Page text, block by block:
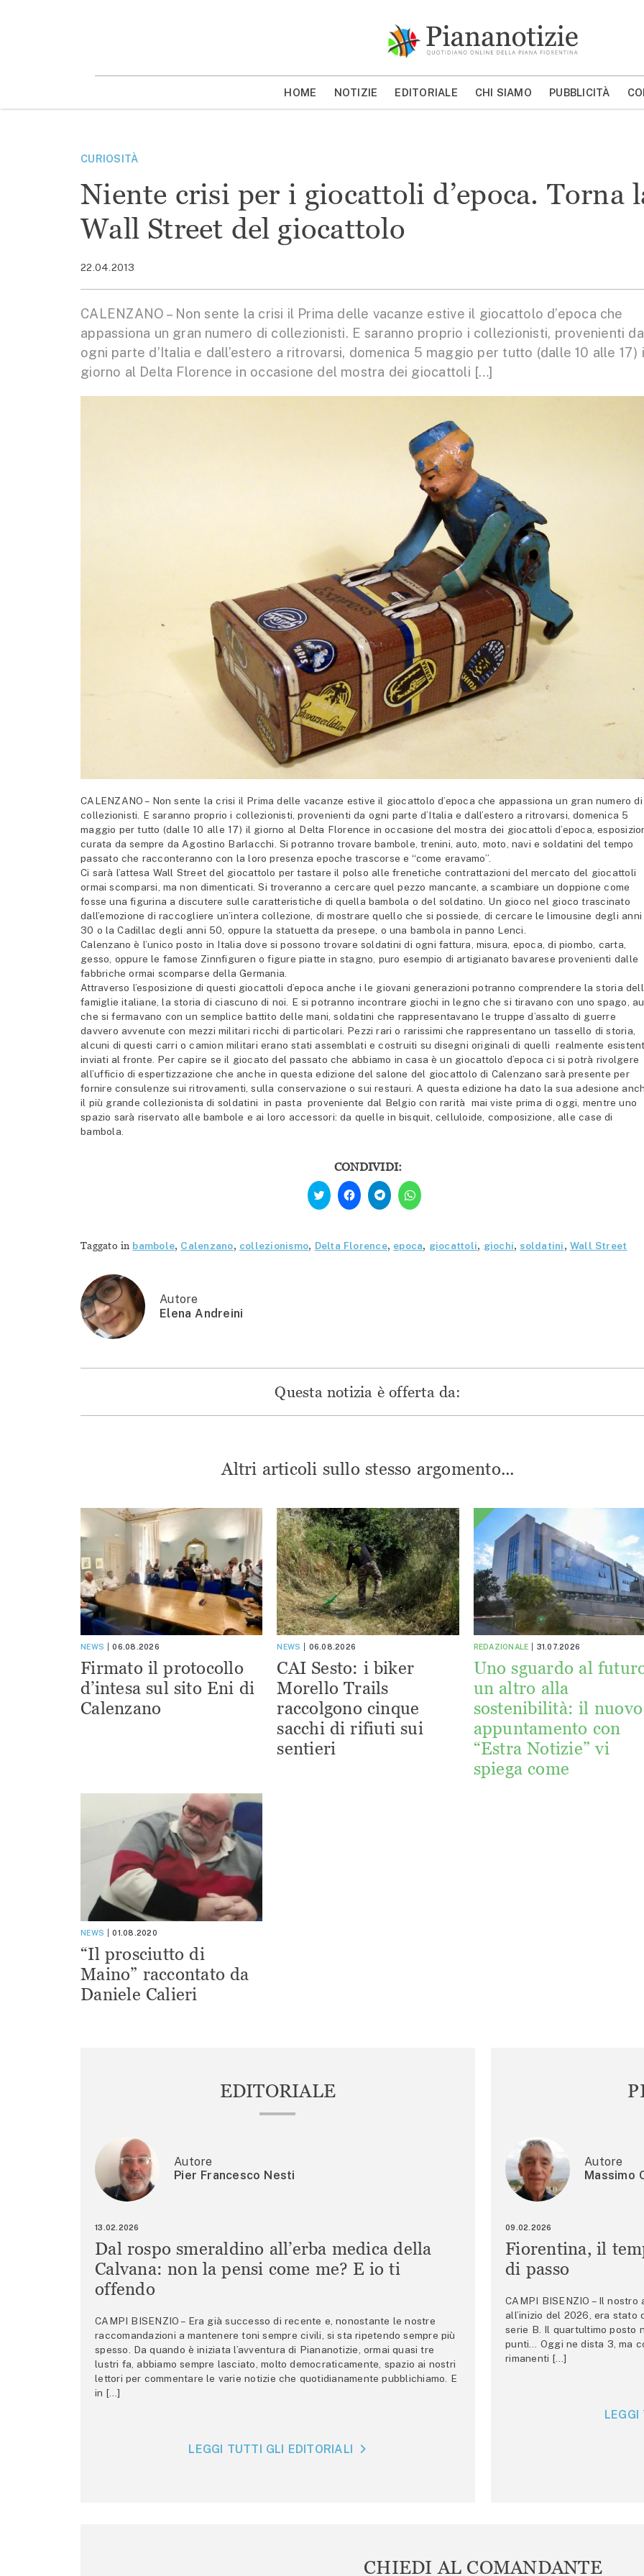
MOSTRA/NASCONDI CERCA
HOME NOTIZIE EDITORIALE CHI SIAMO PUBBLICITÀ
CURIOSITÀ
Niente crisi per i giocattoli d’epoca. Torna
Wall Street del giocattolo
22.04.2013
CALENZANO – Non sente la crisi il Prima delle vacanze estive il giocattolo d’epoca che
appassiona un gran numero di collezionisti. E saranno proprio i collezionisti, provenienti da
ogni parte d’Italia e dall’estero a ritrovarsi, domenica 5 maggio per tutto (dalle 10 alle 17)
giorno al Delta Florence in occasione del mostra dei giocattoli […]
CALENZANO – Non sente la crisi il Prima delle vacanze estive il giocattolo d’epoca che appassiona un gran numero di
collezionisti. E saranno proprio i collezionisti, provenienti da ogni parte d’Italia e dall’estero a ritrovarsi, domenica 5
maggio per tutto (dalle 10 alle 17) il giorno al Delta Florence in occasione del mostra dei giocattoli d’epoca,
curata da sempre da Agostino Barlacchi. Si potranno trovare bambole, trenini, auto, moto, navi e soldatini del tempo
passato che racconteranno con la loro presenza epoche trascorse e “come eravamo”.
Ci sarà l’attesa Wall Street del giocattolo per tastare il polso alle frenetiche contrattazioni del mercato del giocattoli
ormai scomparsi, ma non dimenticati. Si troveranno a cercare quel pezzo mancante, a scambiare un doppione come
fosse una figurina a discutere sulle caratteristiche di quella bambola o del soldatino. Un gioco nel gioco trascinato
dall’emozione di raccogliere un’intera collezione, di mostrare quello che si possiede, di cercare le limousine degli anni
30 o la Cadillac degli anni 50, oppure la statuetta da presepe, o una bambola in panno Lenci.
Calenzano è l’unico posto in Italia dove si possono trovare soldatini di ogni fattura, misura, epoca, di piombo, carta,
gesso, oppure le famose Zinnfiguren o figure piatte in stagno, puro esempio di artigianato bavarese provenienti dalle
fabbriche ormai scomparse della Germania.
Attraverso l’esposizione di questi giocattoli d’epoca anche i le giovani generazioni potranno comprendere la storia
famiglie italiane, la storia di ciascuno di noi. E si potranno incontrare giochi in legno che si tiravano con uno spago,
che si fermavano con un semplice battito delle mani, soldatini che rappresentavano le truppe d’assalto di guerre
davvero avvenute con mezzi militari ricchi di particolari. Pezzi rari o rarissimi che rappresentano un tassello di storia,
alcuni di questi carri o camion militari erano stati assemblati e costruiti su disegni originali di quelli realmente
inviati al fronte. Per capire se il giocato del passato che abbiamo in casa è un giocattolo d’epoca ci si potrà rivolgere
all’ufficio di espertizzazione che anche in questa edizione del salone del giocattolo di Calenzano sarà presente per
fornire consulenze sui ritrovamenti, sulla conservazione o sui restauri. A questa edizione ha dato la sua adesione
il più grande collezionista di soldatini in pasta proveniente dal Belgio con rarità mai viste prima di oggi, mentre uno
spazio sarà riservato alle bambole e ai loro accessori: da quelle in bisquit, celluloide, composizione, alle case di
bambola.
CONDIVIDI:
Fai
clic
qui
Twitter
(Si
Fai
clic
per
condividere
(Si
apre
Fai
clic
per
condividere
(Si
apre
Fai
clic
per
(Si
apre
Taggato in bambole, Calenzano, collezionismo, Delta Florence, epoca, giocattoli, giochi, soldatini, Wall Street
Autore
Elena Andreini
Questa notizia è offerta da:
Altri articoli sullo stesso argomento...
NEWS 06.08.2026
Firmato il protocollo
d’intesa sul sito Eni di
Calenzano
NEWS 06.08.2026
CAI Sesto: i biker
Morello Trails
raccolgono cinque
sacchi di rifiuti sui
sentieri
REDAZIONALE 31.07.2026
Uno sguardo al
un altro alla
sostenibilità: il nuovo
appuntamento con
“Estra Notizie” vi
spiega come
NEWS 01.08.2020
“Il prosciutto di
Maino” raccontato da
Daniele Calieri
EDITORIALE
Autore
Pier Francesco Nesti
13.02.2026
Dal rospo smeraldino all’erba medica della
Calvana: non la pensi come me? E io ti
offendo
CAMPI BISENZIO – Era già successo di recente e, nonostante le nostre
raccomandazioni a mantenere toni sempre civili, si sta ripetendo sempre più
spesso. Da quando è iniziata l’avventura di Piananotizie, ormai quasi tre
lustri fa, abbiamo sempre lasciato, molto democraticamente, spazio ai nostri
lettori per commentare le varie notizie che quotidianamente pubblichiamo. E
in […]
LEGGI TUTTI GLI EDITORIALI
Autore
Massimo
09.02.2026
Fiorentina, il
di passo
CAMPI BISENZIO – Il
all’inizio del 2026, era stato
serie B. Il quartultimo posto
punti… Oggi ne dista 3, ma
rimanenti […]
CHIEDI AL COMANDANTE